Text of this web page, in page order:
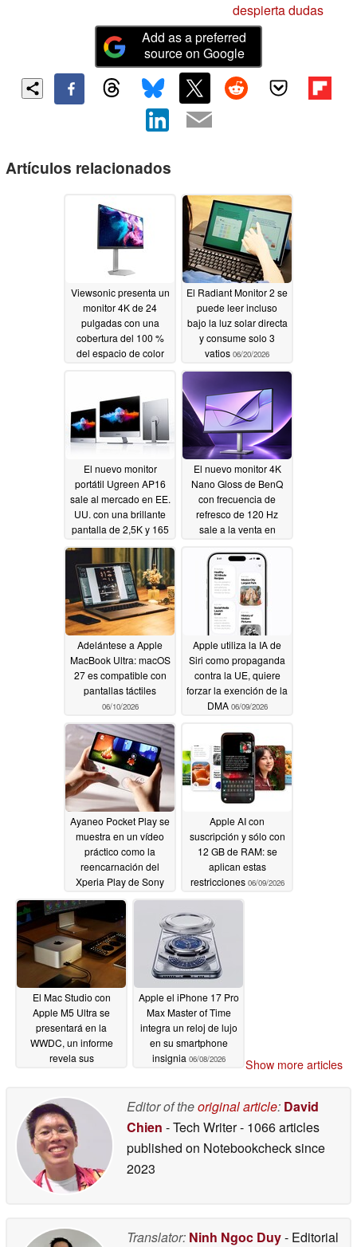
despierta dudas
Add as a preferred
source on Google
Artículos relacionados
Viewsonic presenta un
monitor 4K de 24
pulgadas con una
cobertura del 100 %
del espacio de color
160 Hz06/22/2026
El Radiant Monitor 2 se
puede leer incluso
bajo la luz solar directa
y consume solo 3
vatios 06/20/2026
El nuevo monitor
portátil Ugreen AP16
sale al mercado en EE.
UU. con una brillante
pantalla de 2,5K y 165
magnético06/12/2026
El nuevo monitor 4K
Nano Gloss de BenQ
con frecuencia de
refresco de 120 Hz
sale a la venta en
Adelántese a Apple
MacBook Ultra: macOS
27 es compatible con
pantallas táctiles
06/10/2026
Apple utiliza la IA de
Siri como propaganda
contra la UE, quiere
forzar la exención de la
DMA 06/09/2026
Ayaneo Pocket Play se
muestra en un vídeo
práctico como la
reencarnación del
Xperia Play de Sony
06/09/2026
Apple AI con
suscripción y sólo con
12 GB de RAM: se
aplican estas
restricciones 06/09/2026
El Mac Studio con
Apple M5 Ultra se
presentará en la
WWDC, un informe
revela sus
Apple el iPhone 17 Pro
Max Master of Time
integra un reloj de lujo
en su smartphone
insignia 06/08/2026 Show more articles
Editor of theoriginal article: David
Chien - Tech Writer- 1066 articles
published on Notebookchecksince
2023
Translator: Ninh Ngoc Duy- Editorial